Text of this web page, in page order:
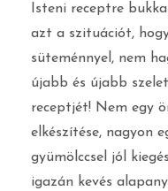
Isteni receptre
azt a szituációt,
süteménnyel, nem
újabb és újabb
receptjét! Nem egy
elkészítése, nagyon
gyümölccsel jól
igazán kevés